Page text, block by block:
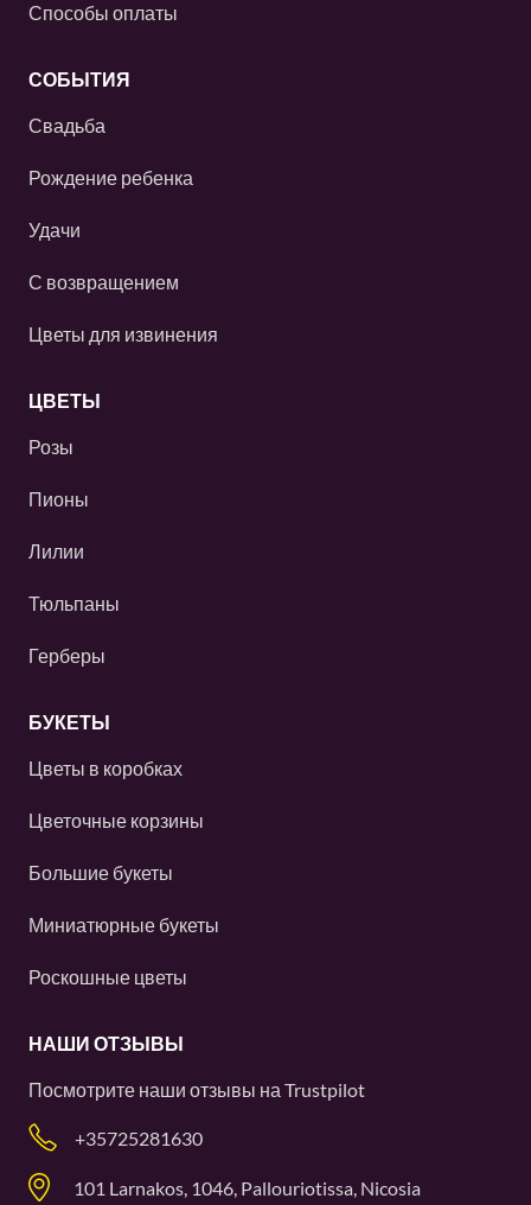
Способы оплаты
СОБЫТИЯ
Свадьба
Рождение ребенка
Удачи
С возвращением
Цветы для извинения
ЦВЕТЫ
Розы
Пионы
Лилии
Тюльпаны
Герберы
БУКЕТЫ
Цветы в коробках
Цветочные корзины
Большие букеты
Миниатюрные букеты
Роскошные цветы
НАШИ ОТЗЫВЫ
Посмотрите наши отзывы на Trustpilot
+35725281630
101 Larnakos, 1046, Pallouriotissa, Nicosia